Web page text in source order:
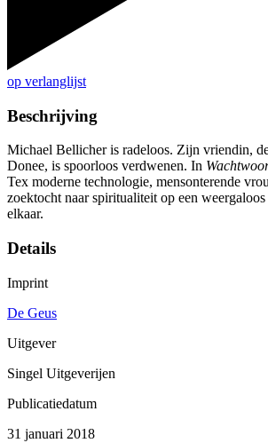
op verlanglijst
Beschrijving
Michael Bellicher is radeloos. Zijn vriendin,
Donee, is spoorloos verdwenen. In
Tex moderne technologie, mensonterende
zoektocht naar spiritualiteit op een
elkaar.
Details
Imprint
De Geus
Uitgever
Singel Uitgeverijen
Publicatiedatum
31 januari 2018